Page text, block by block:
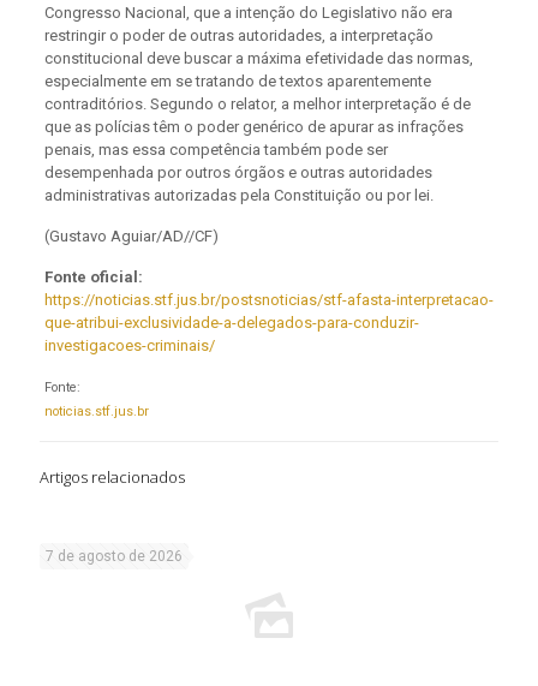
Congresso Nacional, que a intenção do Legislativo não era
restringir o poder de outras autoridades, a interpretação
constitucional deve buscar a máxima efetividade das normas,
especialmente em se tratando de textos aparentemente
contraditórios. Segundo o relator, a melhor interpretação é de
que as polícias têm o poder genérico de apurar as infrações
penais, mas essa competência também pode ser
desempenhada por outros órgãos e outras autoridades
administrativas autorizadas pela Constituição ou por lei.
(Gustavo Aguiar/AD//CF)
Fonte oficial:
https://noticias.stf.jus.br/postsnoticias/stf-afasta-interpretacao-
que-atribui-exclusividade-a-delegados-para-conduzir-
investigacoes-criminais/
Fonte:
noticias.stf.jus.br
Artigos relacionados
7 de agosto de 2026